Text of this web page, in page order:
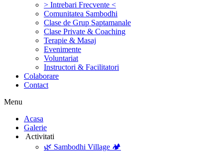
> Intrebari Frecvente <
Comunitatea Sambodhi
Clase de Grup Saptamanale
Clase Private & Coaching
Terapie & Masaj
‎Evenimente
Voluntariat
‏‏‎Instructori & Facilitatori
Colaborare
Contact
Menu
‎Acasa
Galerie
‎ ‎Activitati‎
🌿 Sambodhi Village 🏕️